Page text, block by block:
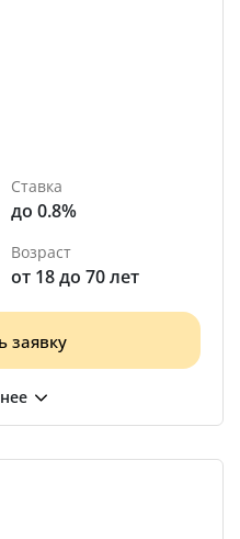
Ставка
до 0.8%
Возраст
от 18 до 70 лет
заявку